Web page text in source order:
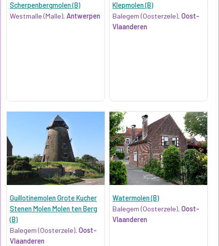
Scherpenbergmolen (B)
Westmalle (Malle), Antwerpen
Klepmolen (B)
Balegem (Oosterzele),Oost-
Vlaanderen
Guillotinemolen Grote Kucher
Stenen Molen Molen ten Berg
(B)
Balegem (Oosterzele), Oost-
Vlaanderen
Watermolen (B)
Balegem (Oosterzele),Oost-
Vlaanderen